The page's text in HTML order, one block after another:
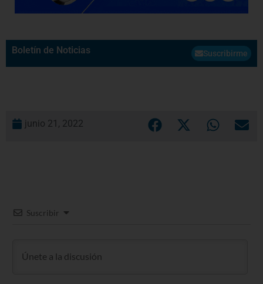
Boletín de Noticias Suscribirme
junio 21, 2022
Suscribir